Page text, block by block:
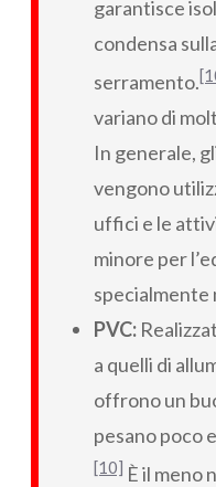
garantisce
condensa
serramento.
variano di
In generale,
vengono
uffici e le
minore per
specialmente
PVC:
a quelli di
offrono un
pesano poco
[10] È il meno